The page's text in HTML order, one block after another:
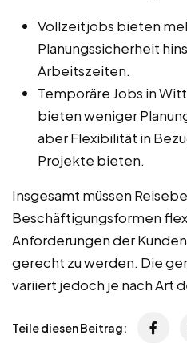
Vollzeitjobs bieten
Planungssicherheit
Arbeitszeiten.
Temporäre Jobs in
bieten weniger
aber Flexibilität in
Projekte bieten.
Insgesamt müssen
Beschäftigungsformen
Anforderungen der
gerecht zu werden. Die
variiert jedoch je nach Art
Teile diesen Beitrag: